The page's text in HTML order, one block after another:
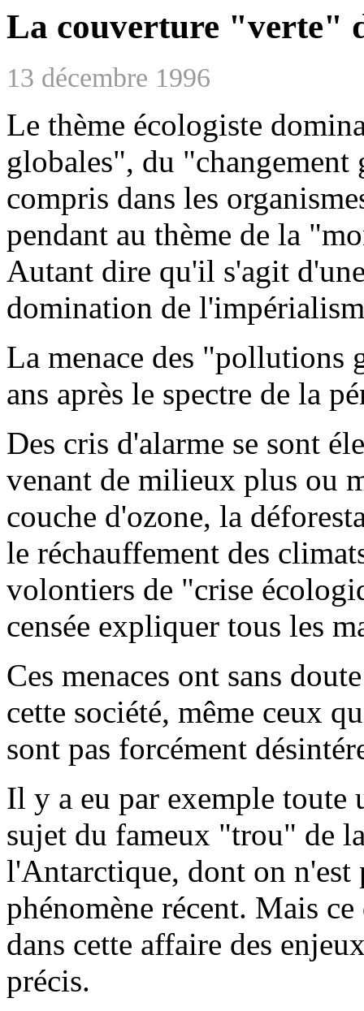
La couverture "verte"
13 décembre 1996
Le thème écologiste
globales", du
compris dans les
pendant au thème de la
Autant dire qu'il s'agit
domination de
La menace des "pollutions
ans après le spectre de la
Des cris d'alarme se sont
venant de milieux plus ou
couche d'ozone, la
le réchauffement des
volontiers de "crise
censée expliquer tous les
Ces menaces ont sans
cette société, même ceux
sont pas forcément
Il y a eu par exemple toute
sujet du fameux "trou" de
l'Antarctique, dont on n'est
phénomène récent. Mais
dans cette affaire des
précis.